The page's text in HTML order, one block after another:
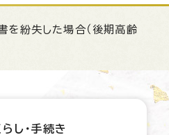
を紛失した場合（後期高齢
らし・手続き